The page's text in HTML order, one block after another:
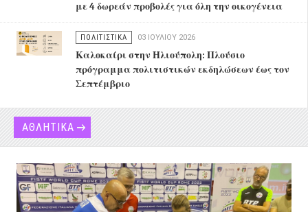
με 4 δωρεάν προβολές για όλη την οικογένεια
ΠΟΛΙΤΙΣΤΙΚΑ 03 ΙΟΥΛΊΟΥ 2026
Καλοκαίρι στην Ηλιούπολη: Πλούσιο
πρόγραμμα πολιτιστικών εκδηλώσεων έως τον
Σεπτέμβριο
ΑΘΛΗΤΙΚΑ